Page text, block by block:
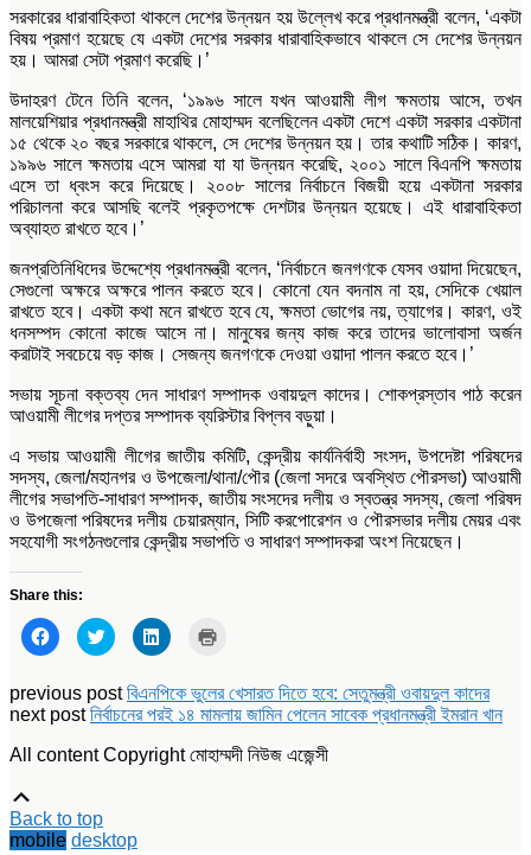
সরকারের ধারাবাহিকতা থাকলে দেশের উন্নয়ন হয় উল্লেখ করে প্রধানমন্ত্রী বলেন, ‘একটা
বিষয় প্রমাণ হয়েছে যে একটা দেশের সরকার ধারাবাহিকভাবে থাকলে সে দেশের উন্নয়ন
হয়। আমরা সেটা প্রমাণ করেছি।’
উদাহরণ টেনে তিনি বলেন, ‘১৯৯৬ সালে যখন আওয়ামী লীগ ক্ষমতায় আসে, তখন
মালয়েশিয়ার প্রধানমন্ত্রী মাহাথির মোহাম্মদ বলেছিলেন একটা দেশে একটা সরকার একটানা
১৫ থেকে ২০ বছর সরকারে থাকলে, সে দেশের উন্নয়ন হয়। তার কথাটি সঠিক। কারণ,
১৯৯৬ সালে ক্ষমতায় এসে আমরা যা যা উন্নয়ন করেছি, ২০০১ সালে বিএনপি ক্ষমতায়
এসে তা ধ্বংস করে দিয়েছে। ২০০৮ সালের নির্বাচনে বিজয়ী হয়ে একটানা সরকার
পরিচালনা করে আসছি বলেই প্রকৃতপক্ষে দেশটার উন্নয়ন হয়েছে। এই ধারাবাহিকতা
অব্যাহত রাখতে হবে।’
জনপ্রতিনিধিদের উদ্দেশ্যে প্রধানমন্ত্রী বলেন, ‘নির্বাচনে জনগণকে যেসব ওয়াদা দিয়েছেন,
সেগুলো অক্ষরে অক্ষরে পালন করতে হবে। কোনো যেন বদনাম না হয়, সেদিকে খেয়াল
রাখতে হবে। একটা কথা মনে রাখতে হবে যে, ক্ষমতা ভোগের নয়, ত্যাগের। কারণ, ওই
ধনসম্পদ কোনো কাজে আসে না। মানুষের জন্য কাজ করে তাদের ভালোবাসা অর্জন
করাটাই সবচেয়ে বড় কাজ। সেজন্য জনগণকে দেওয়া ওয়াদা পালন করতে হবে।’
সভায় সূচনা বক্তব্য দেন সাধারণ সম্পাদক ওবায়দুল কাদের। শোকপ্রস্তাব পাঠ করেন
আওয়ামী লীগের দপ্তর সম্পাদক ব্যরিস্টার বিপ্লব বড়ুয়া।
এ সভায় আওয়ামী লীগের জাতীয় কমিটি, কেন্দ্রীয় কার্যনির্বাহী সংসদ, উপদেষ্টা পরিষদের
সদস্য, জেলা/মহানগর ও উপজেলা/থানা/পৌর (জেলা সদরে অবস্থিত পৌরসভা) আওয়ামী
লীগের সভাপতি-সাধারণ সম্পাদক, জাতীয় সংসদের দলীয় ও স্বতন্ত্র সদস্য, জেলা পরিষদ
ও উপজেলা পরিষদের দলীয় চেয়ারম্যান, সিটি করপোরেশন ও পৌরসভার দলীয় মেয়র এবং
সহযোগী সংগঠনগুলোর কেন্দ্রীয় সভাপতি ও সাধারণ সম্পাদকরা অংশ নিয়েছেন।
Share this:
Click
to
share
Facebook
(Opens
in
window)
Click
to
share
Twitter
(Opens
in
window)
Click
to
LinkedIn
(Opens
in
window)
in
new
window)
previous postবিএনপিকে ভুলের খেসারত দিতে হবে: সেতুমন্ত্রী ওবায়দুল কাদের
next postনির্বাচনের পরই ১৪ মামলায় জামিন পেলেন সাবেক প্রধানমন্ত্রী ইমরান খান
All content Copyright মোহাম্মদী নিউজ এজেন্সী
Up
Back to top
mobile desktop